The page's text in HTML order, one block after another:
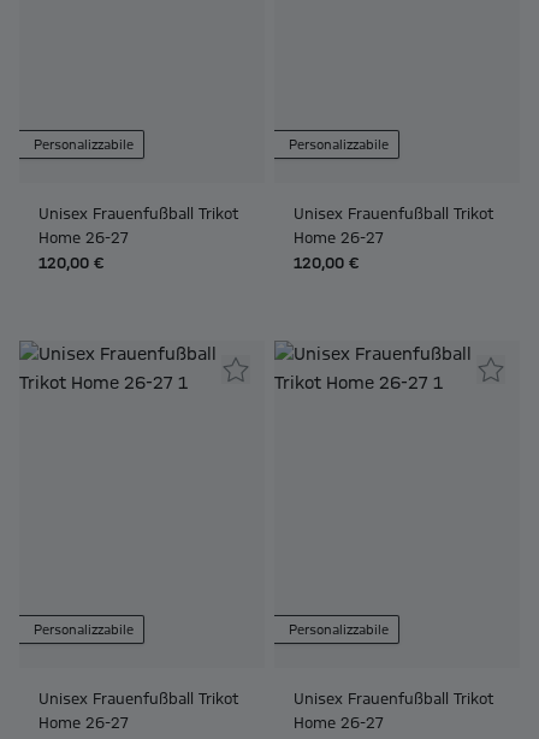
Personalizzabile
Unisex Frauenfußball Trikot
Home 26-27
120,00 €
Personalizzabile
Unisex Frauenfußball Trikot
Home 26-27
120,00 €
Personalizzabile
Unisex Frauenfußball Trikot
Home 26-27
Personalizzabile
Unisex Frauenfußball Trikot
Home 26-27